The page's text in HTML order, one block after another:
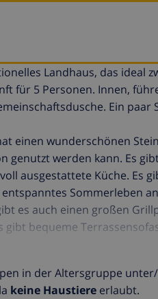
Landhaus, das ideal
für 5 Personen. Innen,
Ein
einen wunderschönen
genutzt werden kann. Es
ausgestattete Küche. Es
Sommerleben
es auch einen großen
gibt bequeme
in der Altersgruppe
keine Haustiere erlaubt.